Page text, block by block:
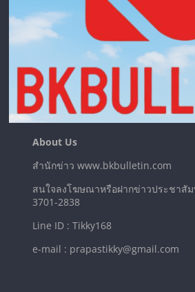
About Us
สำนักข่าว www.bkbulletin.com
สนใจลงโฆษณาหรือฝากข่าวประชาสั
3701-2838
Line ID : Tikky168
e-mail : prapastikky@gmail.com